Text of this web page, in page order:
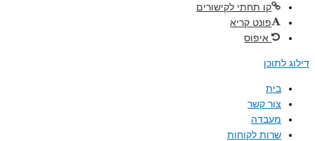
קו תחתי לקישורים
פונט קריא
איפוס
דילוג לתוכן
בית
צור קשר
מעבדה
שרות לקוחות